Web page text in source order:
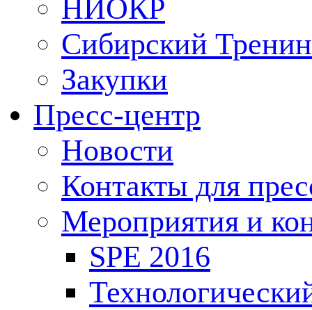
НИОКР
Сибирский
Закупки
Пресс-центр
Новости
Контакты для
Мероприятия и
SPE 2016